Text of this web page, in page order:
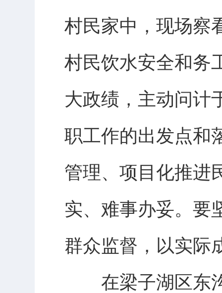
村民家中，现场察
村民饮水安全和务
大政绩，主动问计
职工作的出发点和
管理、项目化推进
实、难事办妥。要
群众监督，以实际
在梁子湖区东沟